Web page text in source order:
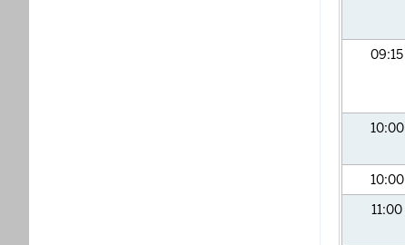
09:15
10:00
10:00
11:00